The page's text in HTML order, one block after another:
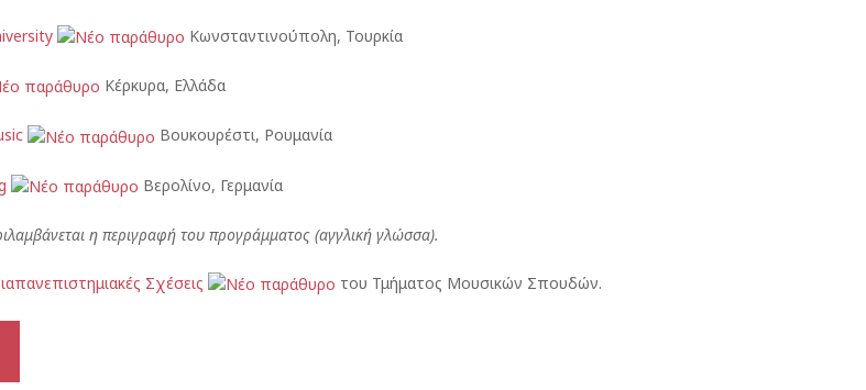
Κωνσταντινούπολη, Τουρκία
Κέρκυρα, Ελλάδα
Βουκουρέστι, Ρουμανία
Βερολίνο, Γερμανία
η περιγραφή του προγράμματος (αγγλική γλώσσα).
Σχέσεις του Τμήματος Μουσικών Σπουδών.